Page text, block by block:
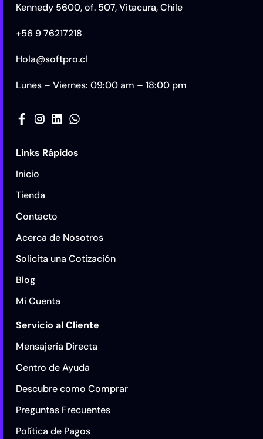
Kennedy 5600, of. 507, Vitacura, Chile
+56 9 76217218
Hola@softpro.cl
Lunes – Viernes: 09:00 am – 18:00 pm
Links Rápidos
Inicio
Tienda
Contacto
Acerca de Nosotros
Solicita una Cotización
Blog
Mi Cuenta
Servicio al Cliente
Mensajería Directa
Centro de Ayuda
Descubre como Comprar
Preguntas Frecuentes
Política de Pagos